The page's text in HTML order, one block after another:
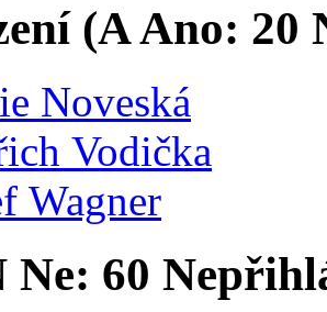
(AAno: 20
Noveská
Vodička
Wagner
Ne: 60